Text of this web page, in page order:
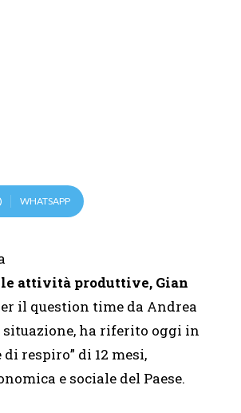
WHATSAPP
attività produttive, Gian
il question time da Andrea
ha riferito oggi in
respiro” di 12 mesi,
e sociale del Paese.